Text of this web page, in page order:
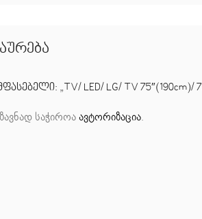
„TV/ LED/ LG/ TV 75″(190cm)/
საჭიროაავტორიზაცია.